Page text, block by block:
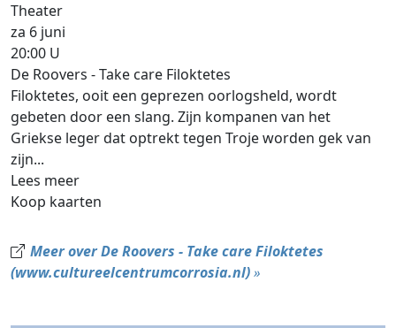
Theater
za 6 juni
20:00 U
De Roovers - Take care Filoktetes
Filoktetes, ooit een geprezen oorlogsheld, wordt
gebeten door een slang. Zijn kompanen van het
Griekse leger dat optrekt tegen Troje worden gek van
zijn...
Lees meer
Koop kaarten
Meer over De Roovers - Take care Filoktetes
(www.cultureelcentrumcorrosia.nl)»